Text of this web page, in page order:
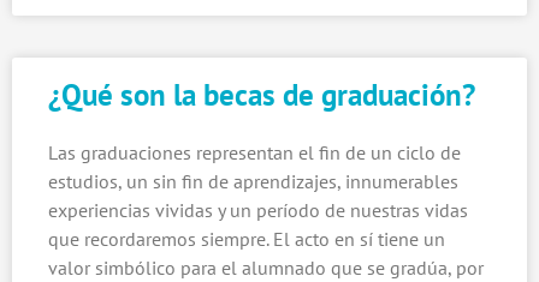
¿Qué son la becas de graduación?
Las graduaciones representan el fin de un ciclo de
estudios, un sin fin de aprendizajes, innumerables
experiencias vividas y un período de nuestras vidas
que recordaremos siempre. El acto en sí tiene un
valor simbólico para el alumnado que se gradúa, por